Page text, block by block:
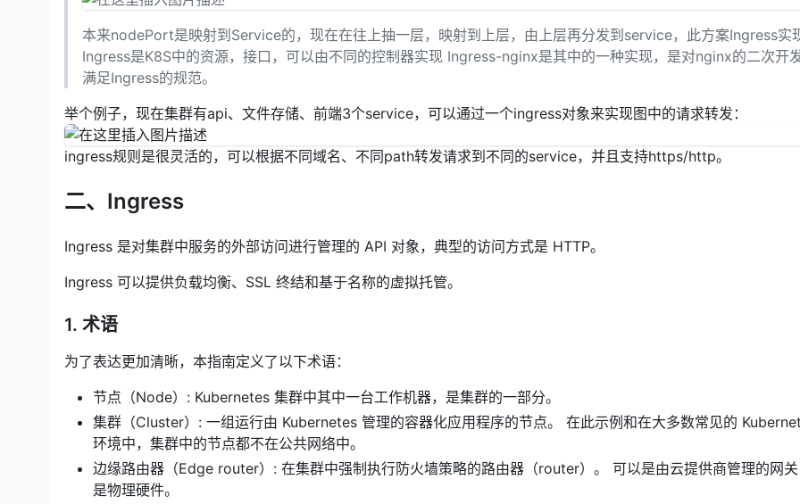
本来nodePort是映射到Service的，现在在往上抽一层，映射到上层，由上层再分发到service，此方案Ingress实
Ingress是K8S中的资源，接口，可以由不同的控制器实现 Ingress-nginx是其中的一种实现，是对nginx的二次开
满足Ingress的规范。
举个例子，现在集群有api、文件存储、前端3个service，可以通过一个ingress对象来实现图中的请求转发：
ingress规则是很灵活的，可以根据不同域名、不同path转发请求到不同的service，并且支持https/http。
二、Ingress
Ingress 是对集群中服务的外部访问进行管理的 API 对象，典型的访问方式是 HTTP。
Ingress 可以提供负载均衡、SSL 终结和基于名称的虚拟托管。
1. 术语
为了表达更加清晰，本指南定义了以下术语：
节点（Node）: Kubernetes 集群中其中一台工作机器，是集群的一部分。
集群（Cluster）: 一组运行由 Kubernetes 管理的容器化应用程序的节点。 在此示例和在大多数常见的
环境中，集群中的节点都不在公共网络中。
边缘路由器（Edge router）: 在集群中强制执行防火墙策略的路由器（router）。 可以是由云提供商管理的网
是物理硬件。